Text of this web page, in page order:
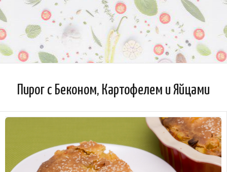
Пирог с Беконом, Картофелем и Яйцами